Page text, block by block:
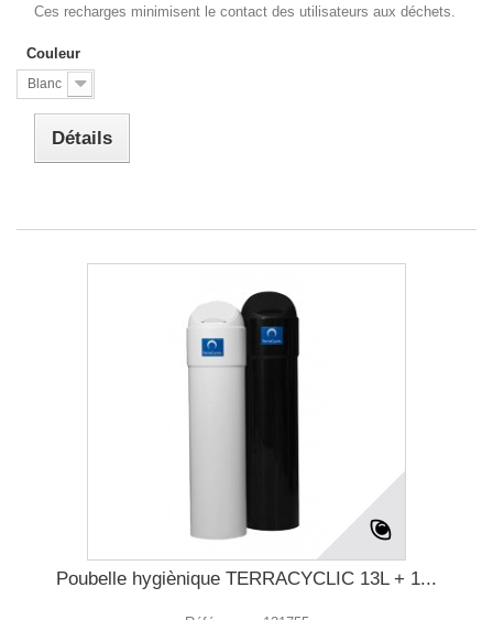
Ces recharges minimisent le contact des utilisateurs aux déchets.
Couleur
Blanc
Détails
Poubelle hygiènique TERRACYCLIC 13L + 1...